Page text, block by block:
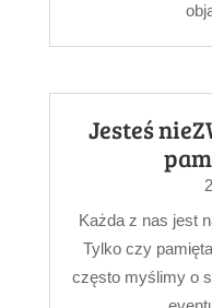
Jesteś
Każda z nas jest
Tylko czy
często myślimy o